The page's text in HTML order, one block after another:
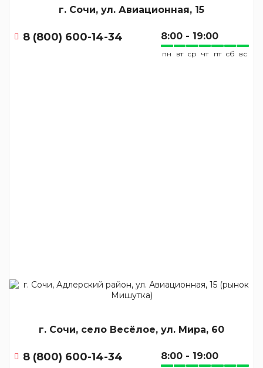
г. Сочи, ул. Авиационная, 15
8 (800) 600-14-34 8:00 - 19:00
пн вт ср чт пт сб вс
г. Сочи, село Весёлое, ул. Мира, 60
8 (800) 600-14-34 8:00 - 19:00